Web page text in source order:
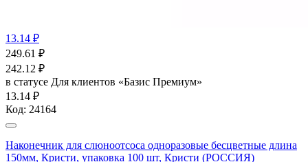
13.14 ₽
249.61 ₽
242.12 ₽
в статусе Для клиентов «Базис Премиум»
13.14 ₽
Код: 24164
Наконечник для слюноотсоса одноразовые бесцветные длина
150мм, Кристи, упаковка 100 шт, Кристи (РОССИЯ)